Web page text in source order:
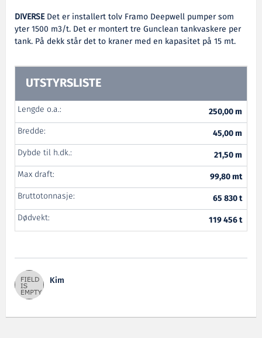
DIVERSEDet er installert tolv Framo Deepwell pumper som
yter 1500 m3/t. Det er montert tre Gunclean tankvaskere per
tank. På dekk står det to kraner med en kapasitet på 15 mt.
UTSTYRSLISTE
Lengde o.a.:
250,00 m
Bredde:
45,00 m
Dybde til h.dk.:
21,50 m
Max draft:
99,80 mt
Bruttotonnasje:
65 830 t
Dødvekt:
119 456 t
Kim